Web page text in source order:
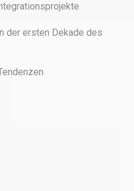
der ersten Dekade des